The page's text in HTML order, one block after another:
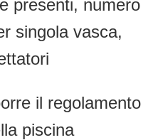
presenti, numero
singola vasca,
il regolamento
piscina